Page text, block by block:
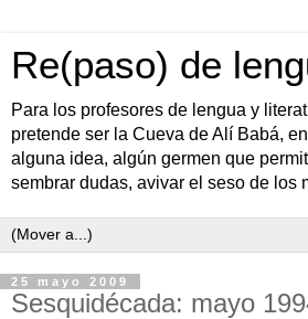
Re(paso) de
Para los profesores de lengua y
pretende ser la Cueva de Alí Babá,
alguna idea, algún germen que
sembrar dudas, avivar el seso de los
25 mayo 2009
Sesquidécada: mayo